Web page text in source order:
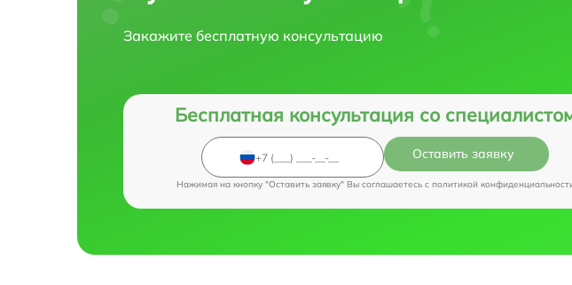
Закажите бесплатную консультацию
Бесплатная консультация со
Оставить заявку
Нажимая на кнопку "Оставить заявку" Вы соглашаетесь c политикой